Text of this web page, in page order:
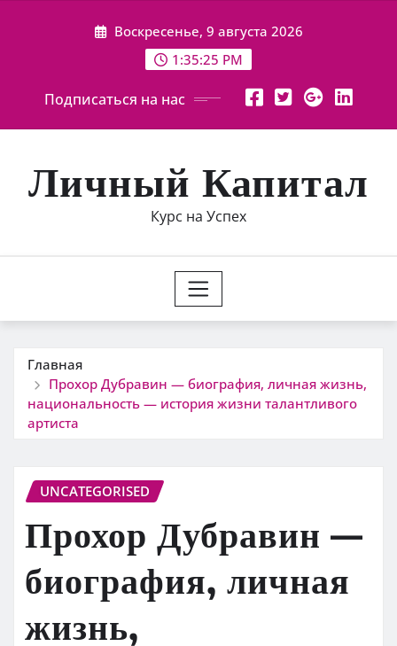
Воскресенье, 9 августа 2026
1:35:27 PM
Подписаться на нас
Личный Капитал
Курс на Успех
Главная
Прохор Дубравин — биография, личная жизнь,
национальность — история жизни талантливого
артиста
UNCATEGORISED
Прохор Дубравин —
биография, личная
жизнь,